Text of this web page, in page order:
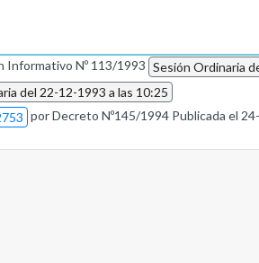
Informativo Nº 113/1993 Sesión Ordinaria
del 22-12-1993 a las 10:25
por Decreto Nº145/1994 Publicada el